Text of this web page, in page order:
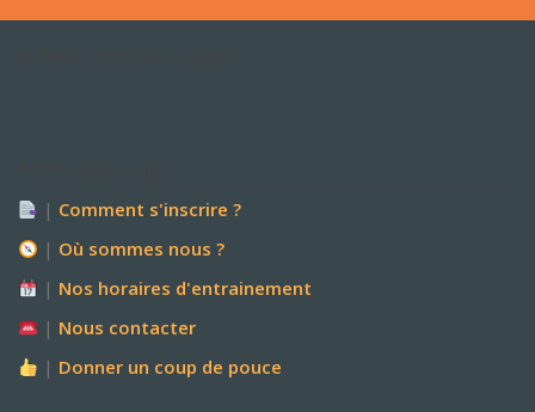
| Comment s'inscrire ?
| Où sommes nous ?
| Nos horaires d'entrainement
| Nous contacter
| Donner un coup de pouce